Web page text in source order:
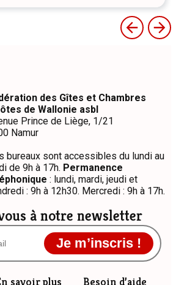
à notre newsletter
Je m’inscris !
des Gîtes et Chambres
de Wallonie asbl
Prince de Liège, 1/21
Namur
bureaux sont accessibles du lundi au
de 9h à 17h. Permanence
: lundi, mardi, jeudi et
: 9h à 12h30. Mercredi : 9h à 17h.
savoir plus Besoin d’aide